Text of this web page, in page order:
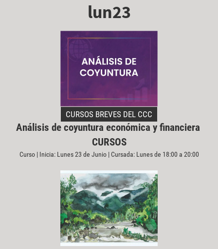
lun23
CURSOS BREVES DEL CCC
Análisis de coyuntura económica y financiera
CURSOS
Curso | Inicia: Lunes 23 de Junio | Cursada: Lunes de 18:00 a 20:00